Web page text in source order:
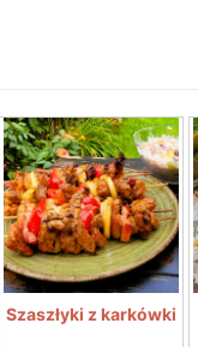
Szaszłyki z karkówki